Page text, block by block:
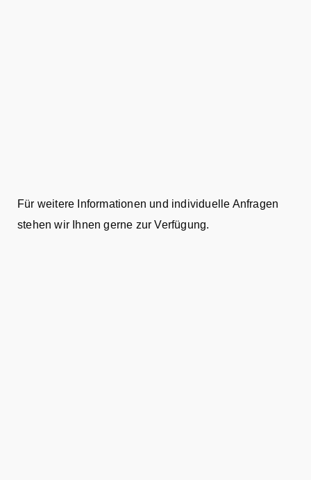
Für weitere Informationen und individuelle Anfragen
stehen wir Ihnen gerne zur Verfügung.